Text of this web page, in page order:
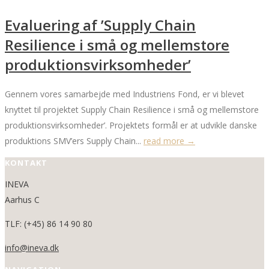
Evaluering af ’Supply Chain
Resilience i små og mellemstore
produktionsvirksomheder’
Gennem vores samarbejde med Industriens Fond, er vi blevet
knyttet til projektet Supply Chain Resilience i små og mellemstore
produktionsvirksomheder’. Projektets formål er at udvikle danske
produktions SMV’ers Supply Chain... read more →
KONTAKT
INEVA
Aarhus C
TLF: (+45) 86 14 90 80
info@ineva.dk